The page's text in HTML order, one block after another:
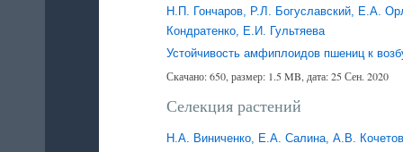
Н.П. Гончаров, Р.Л. Богуславский, Е.А.
Кондратенко, Е.И. Гультяева
Устойчивость амфиплоидов пшениц к
Скачано: 650, размер: 1.5 MB, дата: 25 Сен. 2020
Селекция растений
Н.А. Виниченко, Е.А. Салина, А.В. Кочетов